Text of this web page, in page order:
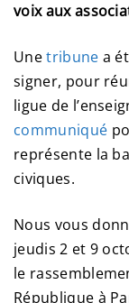
voix aux
Unetribune a
signer, pour
ligue de
communiqué
représente la
civiques.
Nous vous
jeudis 2 et 9
le
République à